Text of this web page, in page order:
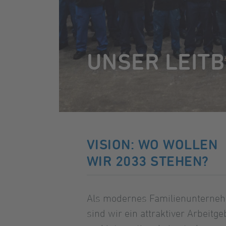
UNSER
VISION: WO WOLLEN
WIR 2033 STEHEN?
Als modernes
sind wir ein attraktiver